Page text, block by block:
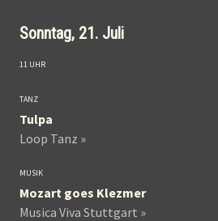
Sonntag, 21. Juli
11 UHR
TANZ
Tulpa
Loop Tanz »
MUSIK
Mozart goes Klezmer
Musica Viva Stuttgart »